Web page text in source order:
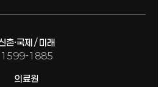
촌·국제 / 미래
1599-1885
의료원